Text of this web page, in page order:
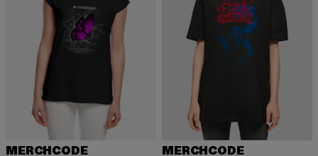
MERCHCODE MERCHCODE